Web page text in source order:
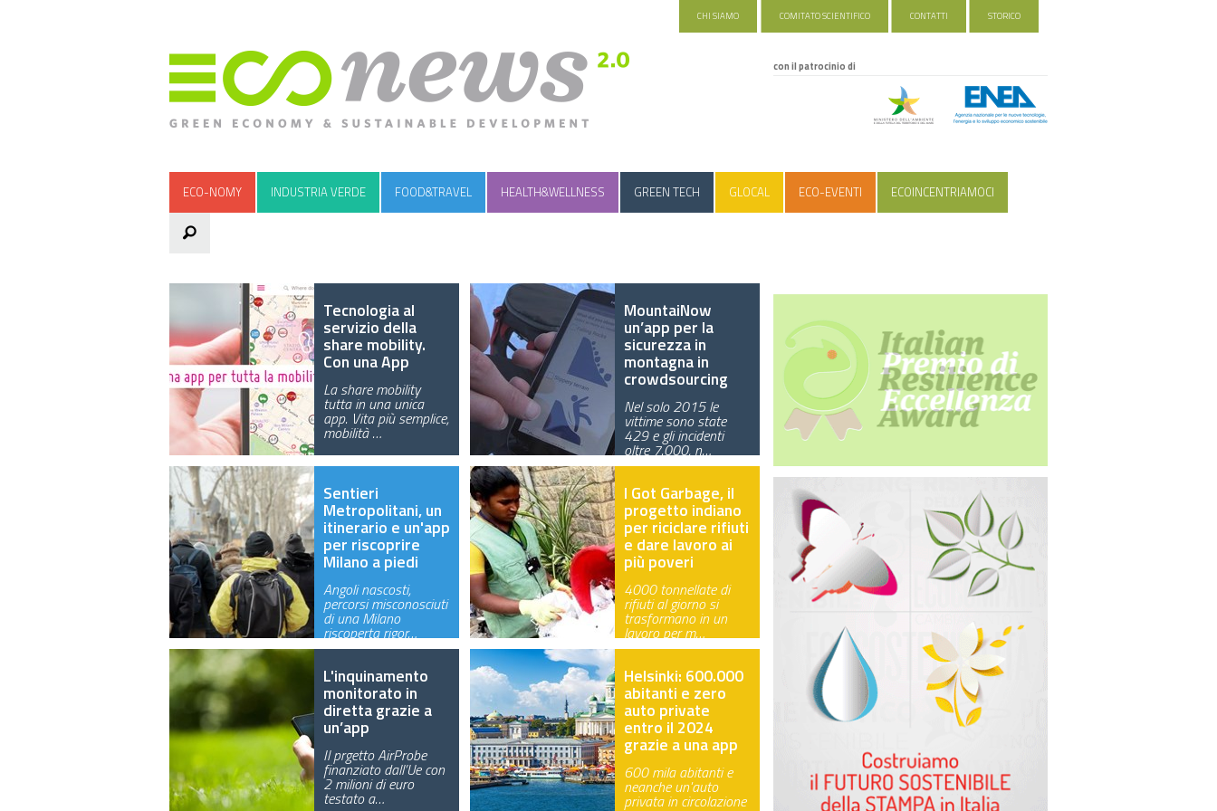
CHI SIAMO COMITATO SCIENTIFICO CONTATTI STORICO
con il patrocinio di
ECO-NOMY INDUSTRIA VERDE FOOD&TRAVEL HEALTH&WELLNESS GREEN TECH GLOCAL ECO-EVENTI ECOINCENTRIAMOCI
Tecnologia al
servizio della
share mobility.
Con una App
La share mobility
tutta in una unica
app. Vita più semplice,
mobilità …
MountaiNow
un’app per la
sicurezza in
montagna in
crowdsourcing
Nel solo 2015 le
vittime sono state
429 e gli incidenti
oltre 7.000, n…
Sentieri
Metropolitani, un
itinerario e un'app
per riscoprire
Milano a piedi
Angoli nascosti,
percorsi misconosciuti
di una Milano
riscoperta rigor…
I Got Garbage, il
progetto indiano
per riciclare rifiuti
e dare lavoro ai
più poveri
4000 tonnellate di
rifiuti al giorno si
trasformano in un
lavoro per m…
L'inquinamento
monitorato in
diretta grazie a
un’app
Il prgetto AirProbe
finanziato dall’Ue con
2 milioni di euro
testato a…
Helsinki: 600.000
abitanti e zero
auto private
entro il 2024
grazie a una app
600 mila abitanti e
neanche un'auto
privata in circolazione